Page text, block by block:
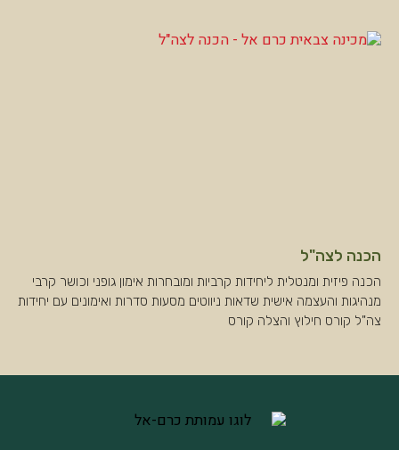
הכנה לצה"ל
הכנה פיזית ומנטלית ליחידות קרביות ומובחרות אימון גופני וכושר קרבי
מנהיגות והעצמה אישית שדאות ניווטים מסעות סדרות ואימונים עם יחידות
צה"ל קורס חילוץ והצלה קורס